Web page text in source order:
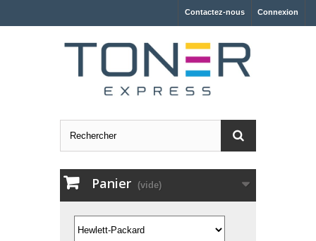
Connexion
Contactez-nous
Panier (vide)